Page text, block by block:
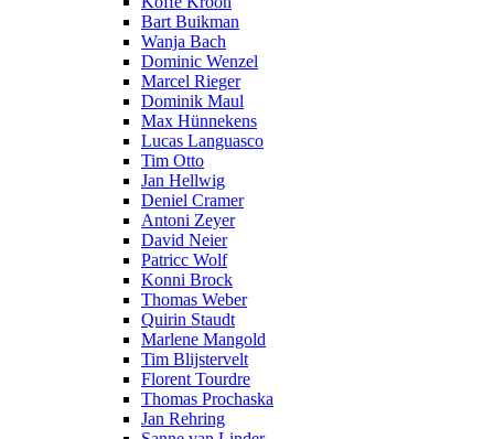
Bart Buikman
Wanja Bach
Dominic Wenzel
Marcel Rieger
Dominik Maul
Max Hünnekens
Lucas Languasco
Tim Otto
Jan Hellwig
Deniel Cramer
Antoni Zeyer
David Neier
Patricc Wolf
Konni Brock
Thomas Weber
Quirin Staudt
Marlene Mangold
Tim Blijstervelt
Florent Tourdre
Thomas Prochaska
Jan Rehring